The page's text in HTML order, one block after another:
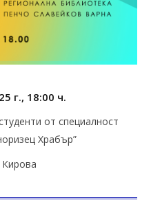
г., 18:00 ч.
от специалност
Храбър”